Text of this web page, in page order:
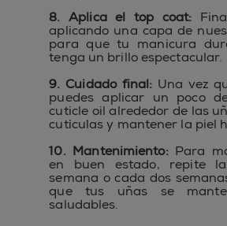
8. Aplica el top coat:
aplicando una capa de
para que tu manicura
tenga un brillo espectacular.
9. Cuidado final: Una vez
puedes aplicar un poco
cuticle oil alrededor de las
cutículas y mantener la piel
10. Mantenimiento: Para
en buen estado, repite
semana o cada dos
que tus uñas se
saludables.